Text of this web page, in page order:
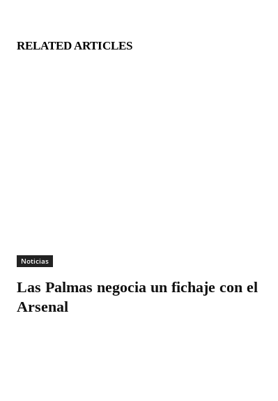
RELATED ARTICLES
Noticias
Las Palmas negocia un fichaje con el
Arsenal